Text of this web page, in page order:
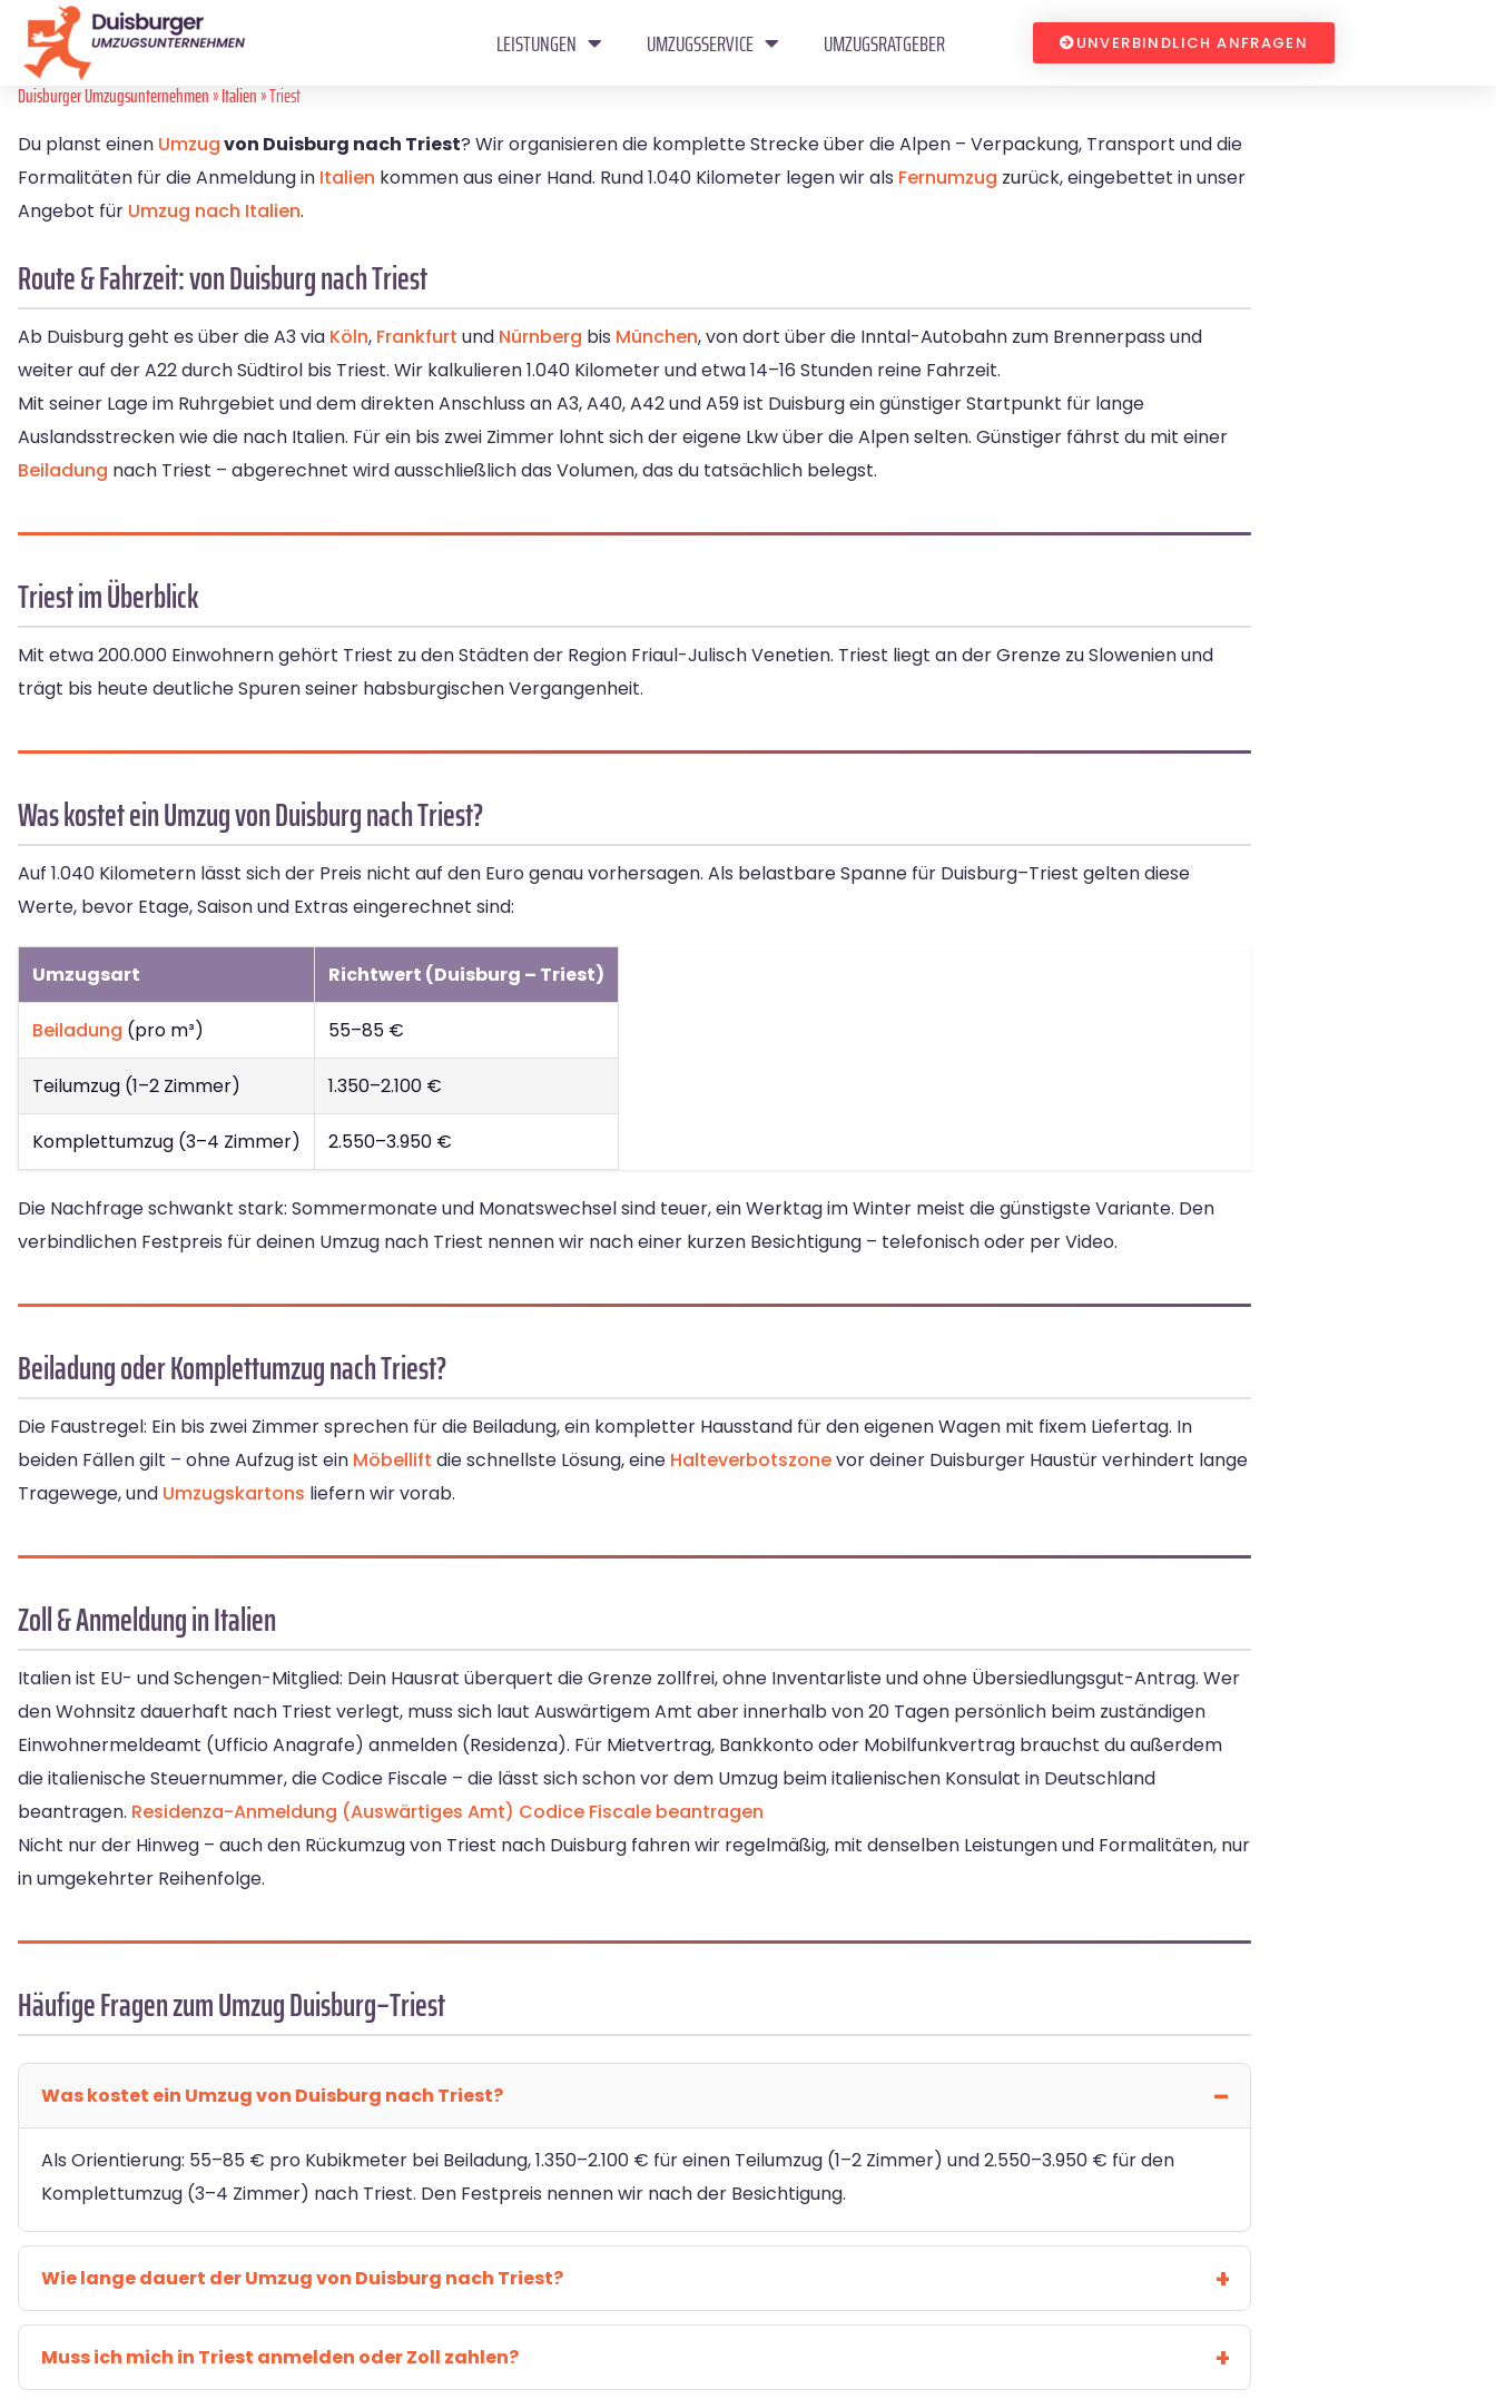
LEISTUNGEN UMZUGSSERVICE UMZUGSRATGEBER UNVERBINDLICH ANFRAGEN
Duisburger Umzugsunternehmen»Italien» Triest
Du planst einen Umzugvon Duisburg nach Triest? Wir organisieren die komplette Strecke über die Alpen – Verpackung, Transport und die
Formalitäten für die Anmeldung in Italien kommen aus einer Hand. Rund 1.040 Kilometer legen wir als Fernumzug zurück, eingebettet in unser
Angebot für Umzug nach Italien.
Route & Fahrzeit: von Duisburg nach Triest
Ab Duisburg geht es über die A3 via Köln, Frankfurt und Nürnberg bis München, von dort über die Inntal-Autobahn zum Brennerpass und
weiter auf der A22 durch Südtirol bis Triest. Wir kalkulieren 1.040 Kilometer und etwa 14–16 Stunden reine Fahrzeit.
Mit seiner Lage im Ruhrgebiet und dem direkten Anschluss an A3, A40, A42 und A59 ist Duisburg ein günstiger Startpunkt für lange
Auslandsstrecken wie die nach Italien. Für ein bis zwei Zimmer lohnt sich der eigene Lkw über die Alpen selten. Günstiger fährst du mit einer
Beiladung nach Triest – abgerechnet wird ausschließlich das Volumen, das du tatsächlich belegst.
Triest im Überblick
Mit etwa 200.000 Einwohnern gehört Triest zu den Städten der Region Friaul-Julisch Venetien. Triest liegt an der Grenze zu Slowenien und
trägt bis heute deutliche Spuren seiner habsburgischen Vergangenheit.
Was kostet ein Umzug von Duisburg nach Triest?
Auf 1.040 Kilometern lässt sich der Preis nicht auf den Euro genau vorhersagen. Als belastbare Spanne für Duisburg–Triest gelten diese
Werte, bevor Etage, Saison und Extras eingerechnet sind:
Umzugsart Richtwert (Duisburg – Triest)
Beiladung (pro m³) 55–85 €
Teilumzug (1–2 Zimmer) 1.350–2.100 €
Komplettumzug (3–4 Zimmer) 2.550–3.950 €
Die Nachfrage schwankt stark: Sommermonate und Monatswechsel sind teuer, ein Werktag im Winter meist die günstigste Variante. Den
verbindlichen Festpreis für deinen Umzug nach Triest nennen wir nach einer kurzen Besichtigung – telefonisch oder per Video.
Beiladung oder Komplettumzug nach Triest?
Die Faustregel: Ein bis zwei Zimmer sprechen für die Beiladung, ein kompletter Hausstand für den eigenen Wagen mit fixem Liefertag. In
beiden Fällen gilt – ohne Aufzug ist ein Möbellift die schnellste Lösung, eine Halteverbotszonevor deiner Duisburger Haustür verhindert lange
Tragewege, und Umzugskartons liefern wir vorab.
Zoll & Anmeldung in Italien
Italien ist EU- und Schengen-Mitglied: Dein Hausrat überquert die Grenze zollfrei, ohne Inventarliste und ohne Übersiedlungsgut-Antrag. Wer
den Wohnsitz dauerhaft nach Triest verlegt, muss sich laut Auswärtigem Amt aber innerhalb von 20 Tagen persönlich beim zuständigen
Einwohnermeldeamt (Ufficio Anagrafe) anmelden (Residenza). Für Mietvertrag, Bankkonto oder Mobilfunkvertrag brauchst du außerdem
die italienische Steuernummer, die Codice Fiscale – die lässt sich schon vor dem Umzug beim italienischen Konsulat in Deutschland
beantragen. Residenza-Anmeldung (Auswärtiges Amt) Codice Fiscale beantragen
Nicht nur der Hinweg – auch den Rückumzug von Triest nach Duisburg fahren wir regelmäßig, mit denselben Leistungen und Formalitäten, nur
in umgekehrter Reihenfolge.
Häufige Fragen zum Umzug Duisburg–Triest
Was kostet ein Umzug von Duisburg nach Triest?
Als Orientierung: 55–85 € pro Kubikmeter bei Beiladung, 1.350–2.100 € für einen Teilumzug (1–2 Zimmer) und 2.550–3.950 € für den
Komplettumzug (3–4 Zimmer) nach Triest. Den Festpreis nennen wir nach der Besichtigung.
Wie lange dauert der Umzug von Duisburg nach Triest?
Muss ich mich in Triest anmelden oder Zoll zahlen?